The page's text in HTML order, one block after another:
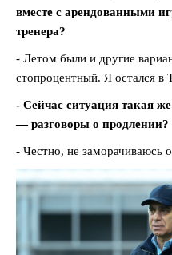
вместе с арендованными
тренера?
- Летом были и другие
стопроцентный. Я остался в
- Сейчас ситуация такая
— разговоры о продлении?
- Честно, не заморачиваюсь